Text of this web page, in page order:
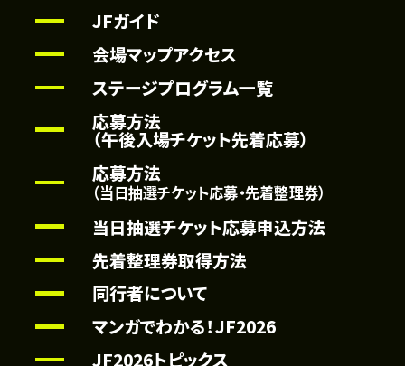
JFガイド
会場マップアクセス
ステージプログラム一覧
応募方法
（午後入場チケット先着応募）
応募方法
（当日抽選チケット応募・先着整理券）
当日抽選チケット応募申込方法
先着整理券取得方法
同行者について
マンガでわかる！JF2026
JF2026トピックス